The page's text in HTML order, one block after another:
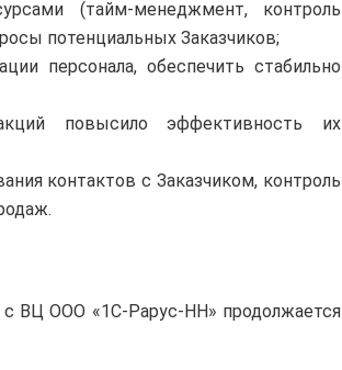
(тайм-менеджмент, контроль
потенциальных Заказчиков;
персонала, обеспечить стабильно
повысило эффективность их
контактов с Заказчиком, контроль
с ВЦ ООО «1С-Рарус-НН» продолжается